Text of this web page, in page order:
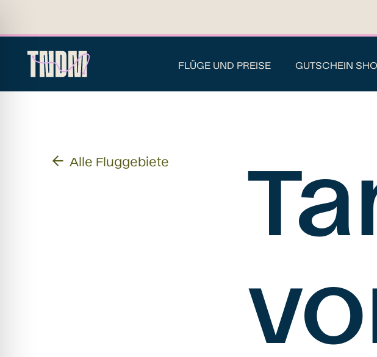
FLÜGE UND PREISE GUTSCHEIN
Alle Fluggebiete